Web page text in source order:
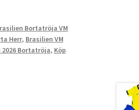
Bortatröja VM
Herr, Brasilien VM
2026 Bortatröja, Köp